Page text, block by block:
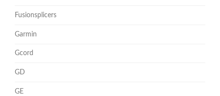
Fusionsplicers
Garmin
Gcord
GD
GE